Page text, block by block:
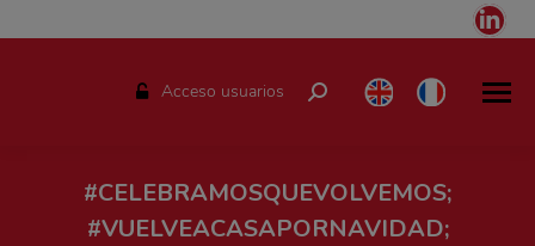
Acceso usuarios Buscar:
#CELEBRAMOSQUEVOLVEMOS;
#VUELVEACASAPORNAVIDAD;